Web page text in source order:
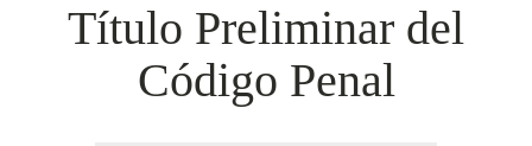
Título Preliminar del
Código Penal